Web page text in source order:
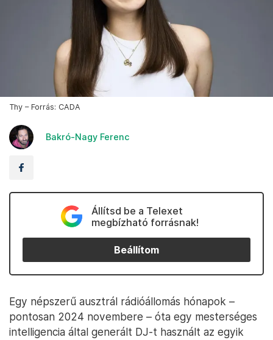
Thy – Forrás: CADA
Bakró-Nagy Ferenc
Állítsd be a Telexet
megbízható forrásnak!
Beállítom
Egy népszerű ausztrál rádióállomás hónapok –
pontosan 2024 novembere – óta egy mesterséges
intelligencia által generált DJ-t használt az egyik